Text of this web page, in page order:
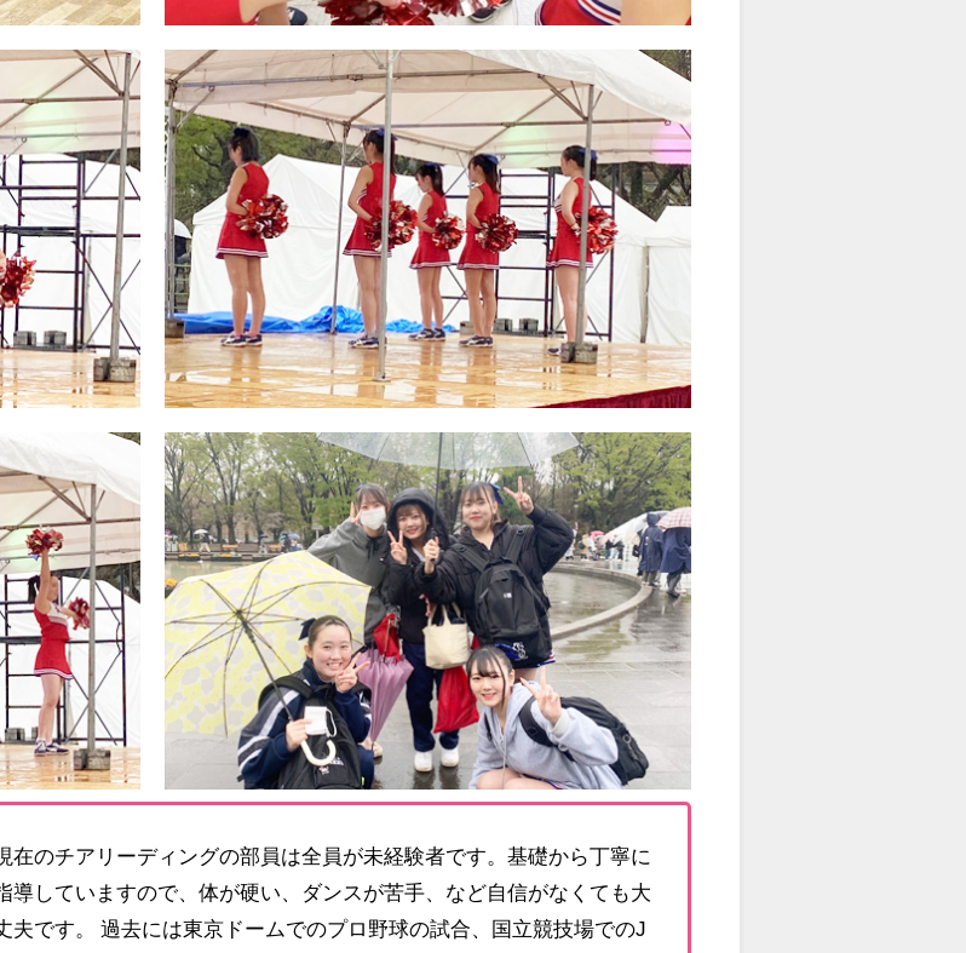
在のチアリーディングの部員は全員が未経験者です。基礎から丁寧に
導していますので、体が硬い、ダンスが苦手、など自信がなくても大
夫です。 過去には東京ドームでのプロ野球の試合、国立競技場でのJ